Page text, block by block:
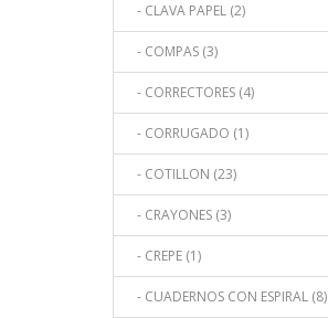
- CLAVA PAPEL (2)
- COMPAS (3)
- CORRECTORES (4)
- CORRUGADO (1)
- COTILLON (23)
- CRAYONES (3)
- CREPE (1)
- CUADERNOS CON ESPIRAL (8)